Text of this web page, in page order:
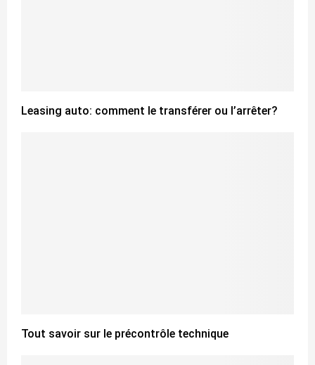
Leasing auto: comment le transférer ou l’arrêter?
Tout savoir sur le précontrôle technique